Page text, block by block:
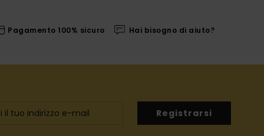
Pagamento 100% sicuro Hai bisogno di aiuto?
Registrarsi